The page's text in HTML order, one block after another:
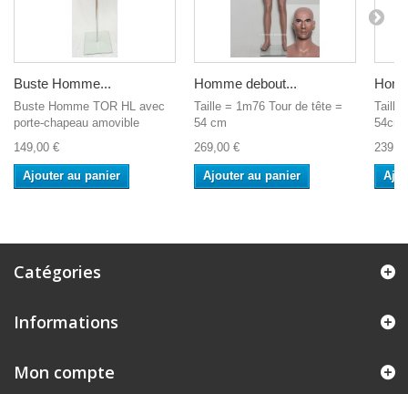
Buste Homme...
Buste Homme TOR HL avec
porte-chapeau amovible
149,00 €
Ajouter au panier
Homme debout...
Taille = 1m76 Tour de tête =
54 cm
269,00 €
Ajouter au panier
Taille
54cm
Catégories
Informations
Mon compte